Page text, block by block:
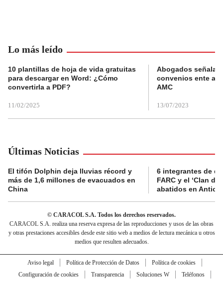
Lo más leído
10 plantillas de hoja de vida gratuitas
para descargar en Word: ¿Cómo
convertirla a PDF?
11/02/2025
Abogados
convenios ente
AMC
13/07/2023
Últimas Noticias
El tifón Dolphin deja lluvias récord y
más de 1,6 millones de evacuados en
China
6 integrantes de
FARC y el ‘Clan
abatidos en
© CARACOL S.A. Todos los derechos reservados.
CARACOL S.A. realiza una reserva expresa de las reproducciones y usos de las obras
y otras prestaciones accesibles desde este sitio web a medios de lectura mecánica u otros
medios que resulten adecuados.
Aviso legal Política de Protección de Datos
Política de cookies
Configuración de cookies
Transparencia Soluciones W
Teléfonos